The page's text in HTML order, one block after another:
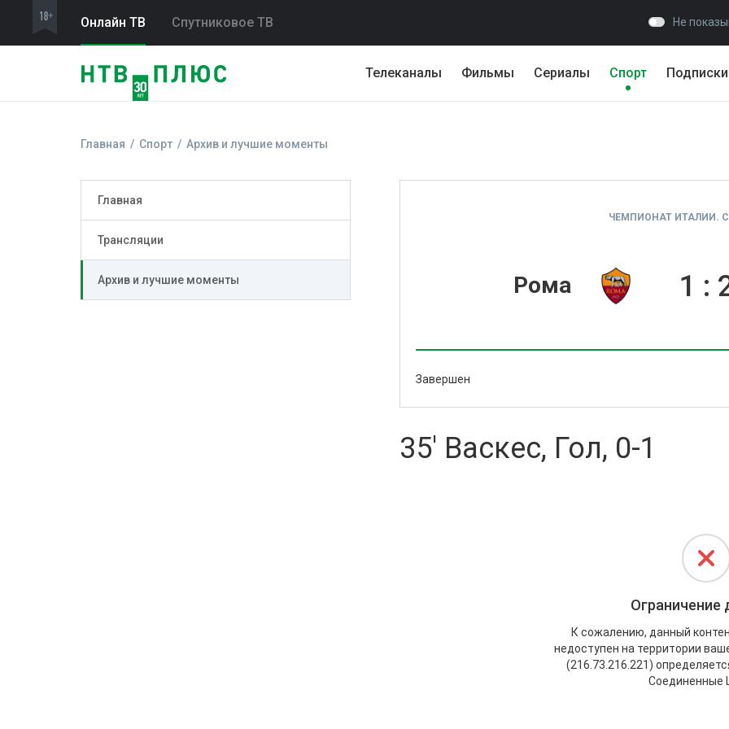
Онлайн ТВ Спутниковое ТВ Не
Телеканалы Фильмы Сериалы Спорт Подписки
Главная Спорт Архив и лучшие моменты
Главная
Трансляции
Архив и лучшие моменты
ЧЕМПИОНАТ ИТАЛИИ.
Рома 1 :
Завершен
35' Васкес, Гол, 0-1